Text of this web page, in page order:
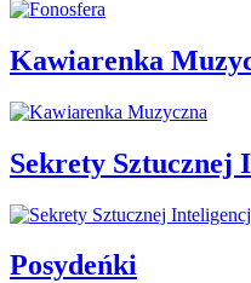
Kawiarenka
Sekrety Sztucznej
Posydeńki